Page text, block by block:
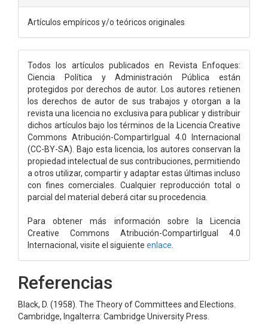
Artículos empíricos y/o teóricos originales
Todos los artículos publicados en Revista Enfoques:
Ciencia Política y Administración Pública están
protegidos por derechos de autor. Los autores retienen
los derechos de autor de sus trabajos y otorgan a la
revista una licencia no exclusiva para publicar y distribuir
dichos artículos bajo los términos de la Licencia Creative
Commons Atribución-CompartirIgual 4.0 Internacional
(CC-BY-SA). Bajo esta licencia, los autores conservan la
propiedad intelectual de sus contribuciones, permitiendo
a otros utilizar, compartir y adaptar estas últimas incluso
con fines comerciales. Cualquier reproducción total o
parcial del material deberá citar su procedencia.
Para obtener más información sobre la Licencia
Creative Commons Atribución-CompartirIgual 4.0
Internacional, visite el siguiente enlace
Referencias
Black, D. (1958). The Theory of Committees and Elections.
Cambridge, Ingalterra: Cambridge University Press.